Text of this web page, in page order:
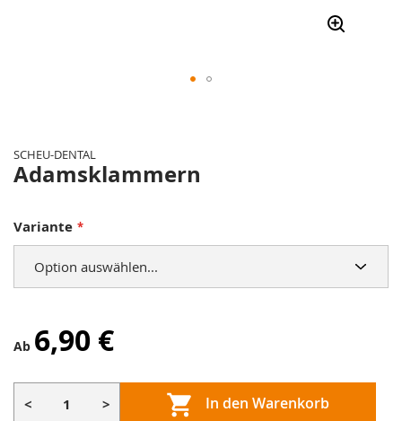
Bildergalerie
springen
SCHEU-DENTAL
Adamsklammern
Variante
Ab 6,90 €
< > In den Warenkorb